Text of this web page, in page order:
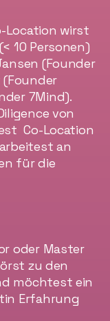
Location wirst
10 Personen)
(Founder
7Mind).
von
Co-Location
an
für die
oder Master
zu den
möchtest ein
Erfahrung